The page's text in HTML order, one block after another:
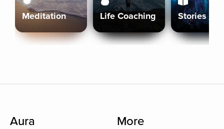
Meditation Life Coaching Stories
Aura More